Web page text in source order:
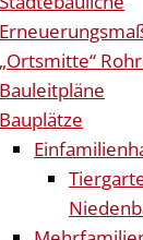
„Ortsmitte“
Bauleitpläne
Bauplätze